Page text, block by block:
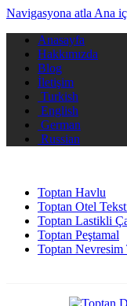
Navigasyona atla Ana
Anasayfa
Hakkımızda
Blog
İletişim
Turkish
English
German
Russian
Toptan Havlu
Toptan Otel
Toptan Lastikli
Toptan Peştamal
Toptan Nevresim